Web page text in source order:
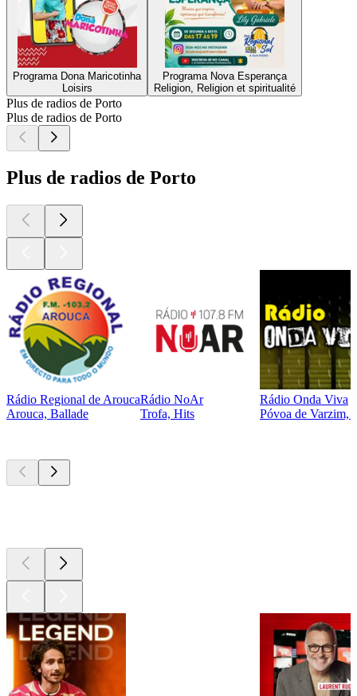
Programa Dona Maricotinha
Loisirs
Programa Nova Esperança
Religion, Religion et spiritualité
Plus de radios de Porto
Plus de radios de Porto
Plus de radios de Porto
Rádio Regional de Arouca
Arouca, Ballade
Rádio NoAr
Trofa, Hits
Rádio Onda Viva
Póvoa de Varzim,